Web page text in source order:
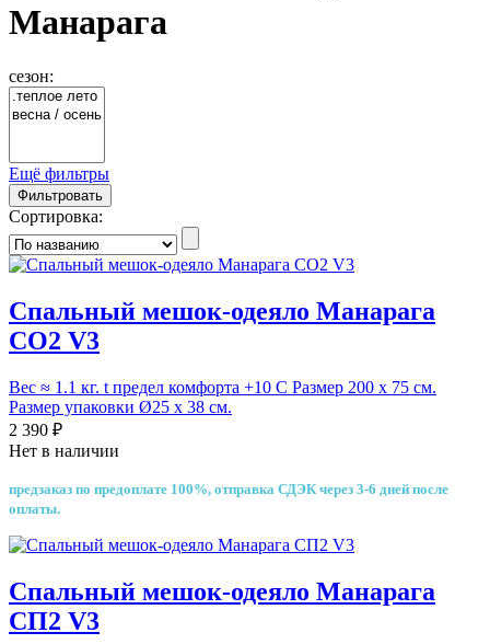
Манарага
сезон:
Ещё фильтры
Фильтровать
Сортировка:
Спальный мешок-одеяло Манарага
СО2 V3
Вес ≈ 1.1 кг. t предел комфорта +10 С Размер 200 х 75 см.
Размер упаковки Ø25 х 38 см.
2 390 ₽
Нет в наличии
предзаказ по предоплате 100%, отправка СДЭК через 3-6 дней после
оплаты.
Спальный мешок-одеяло Манарага
СП2 V3